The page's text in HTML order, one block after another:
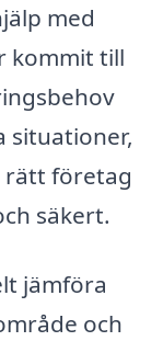
med
kommit till
situationer,
företag
säkert.
jämföra
och